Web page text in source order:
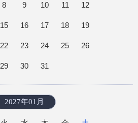
8 9 10 11 12
15 16 17 18 19
22 23 24 25 26
29 30 31
2027年01月